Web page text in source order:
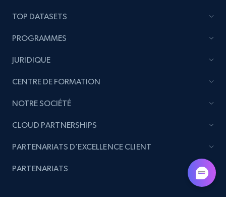
TOP DATASETS
PROGRAMMES
JURIDIQUE
CENTRE DE FORMATION
NOTRE SOCIÉTÉ
CLOUD PARTNERSHIPS
PARTENARIATS D’EXCELLENCE CLIENT
PARTENARIATS